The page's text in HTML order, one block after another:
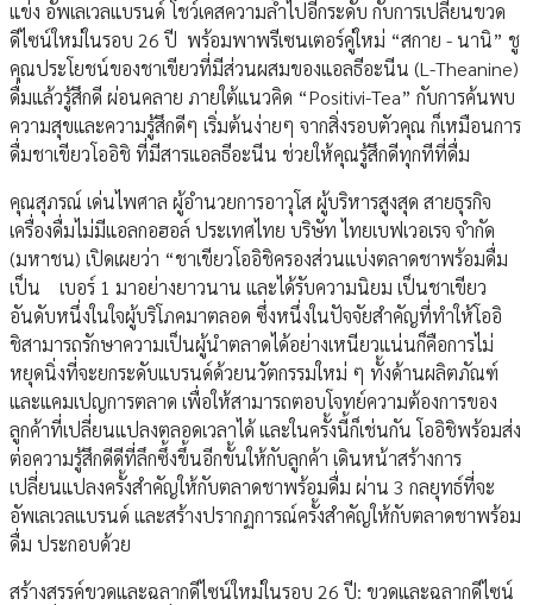
แข่ง อัพเลเวลแบรนด์ โชว์เคสความล้ำไปอีกระดับ กับการเปลี่ยนขวด
ดีไซน์ใหม่ในรอบ 26 ปี พร้อมพาพรีเซนเตอร์คู่ใหม่ “สกาย - นานิ” ชู
คุณประโยชน์ของชาเขียวที่มีส่วนผสมของแอลธีอะนีน (L-Theanine)
ดื่มแล้วรู้สึกดี ผ่อนคลาย ภายใต้แนวคิด “Positivi-Tea” กับการค้นพบ
ความสุขและความรู้สึกดีๆ เริ่มต้นง่ายๆ จากสิ่งรอบตัวคุณ ก็เหมือนการ
ดื่มชาเขียวโออิชิ ที่มีสารแอลธีอะนีน ช่วยให้คุณรู้สึกดีทุกทีที่ดื่ม
คุณสุภรณ์ เด่นไพศาล ผู้อำนวยการอาวุโส ผู้บริหารสูงสุด สายธุรกิจ
เครื่องดื่มไม่มีแอลกอฮอล์ ประเทศไทย บริษัท ไทยเบฟเวอเรจ จำกัด
(มหาชน) เปิดเผยว่า “ชาเขียวโออิชิครองส่วนแบ่งตลาดชาพร้อมดื่ม
เป็น เบอร์ 1 มาอย่างยาวนาน และได้รับความนิยม เป็นชาเขียว
อันดับหนึ่งในใจผู้บริโภคมาตลอด ซึ่งหนึ่งในปัจจัยสำคัญที่ทำให้โออิ
ชิสามารถรักษาความเป็นผู้นำตลาดได้อย่างเหนียวแน่นก็คือการไม่
หยุดนิ่งที่จะยกระดับแบรนด์ด้วยนวัตกรรมใหม่ ๆ ทั้งด้านผลิตภัณฑ์
และแคมเปญการตลาด เพื่อให้สามารถตอบโจทย์ความต้องการของ
ลูกค้าที่เปลี่ยนแปลงตลอดเวลาได้ และในครั้งนี้ก็เช่นกัน โออิชิพร้อมส่ง
ต่อความรู้สึกดีดีที่ลึกซึ้งขึ้นอีกขั้นให้กับลูกค้า เดินหน้าสร้างการ
เปลี่ยนแปลงครั้งสำคัญให้กับตลาดชาพร้อมดื่ม ผ่าน 3 กลยุทธ์ที่จะ
อัพเลเวลแบรนด์ และสร้างปรากฏการณ์ครั้งสำคัญให้กับตลาดชาพร้อม
ดื่ม ประกอบด้วย
สร้างสรรค์ขวดและฉลากดีไซน์ใหม่ในรอบ 26 ปี: ขวดและฉลากดีไซน์